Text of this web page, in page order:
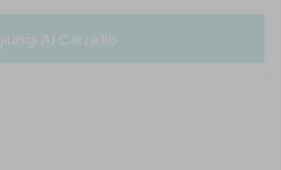
Al Carrello